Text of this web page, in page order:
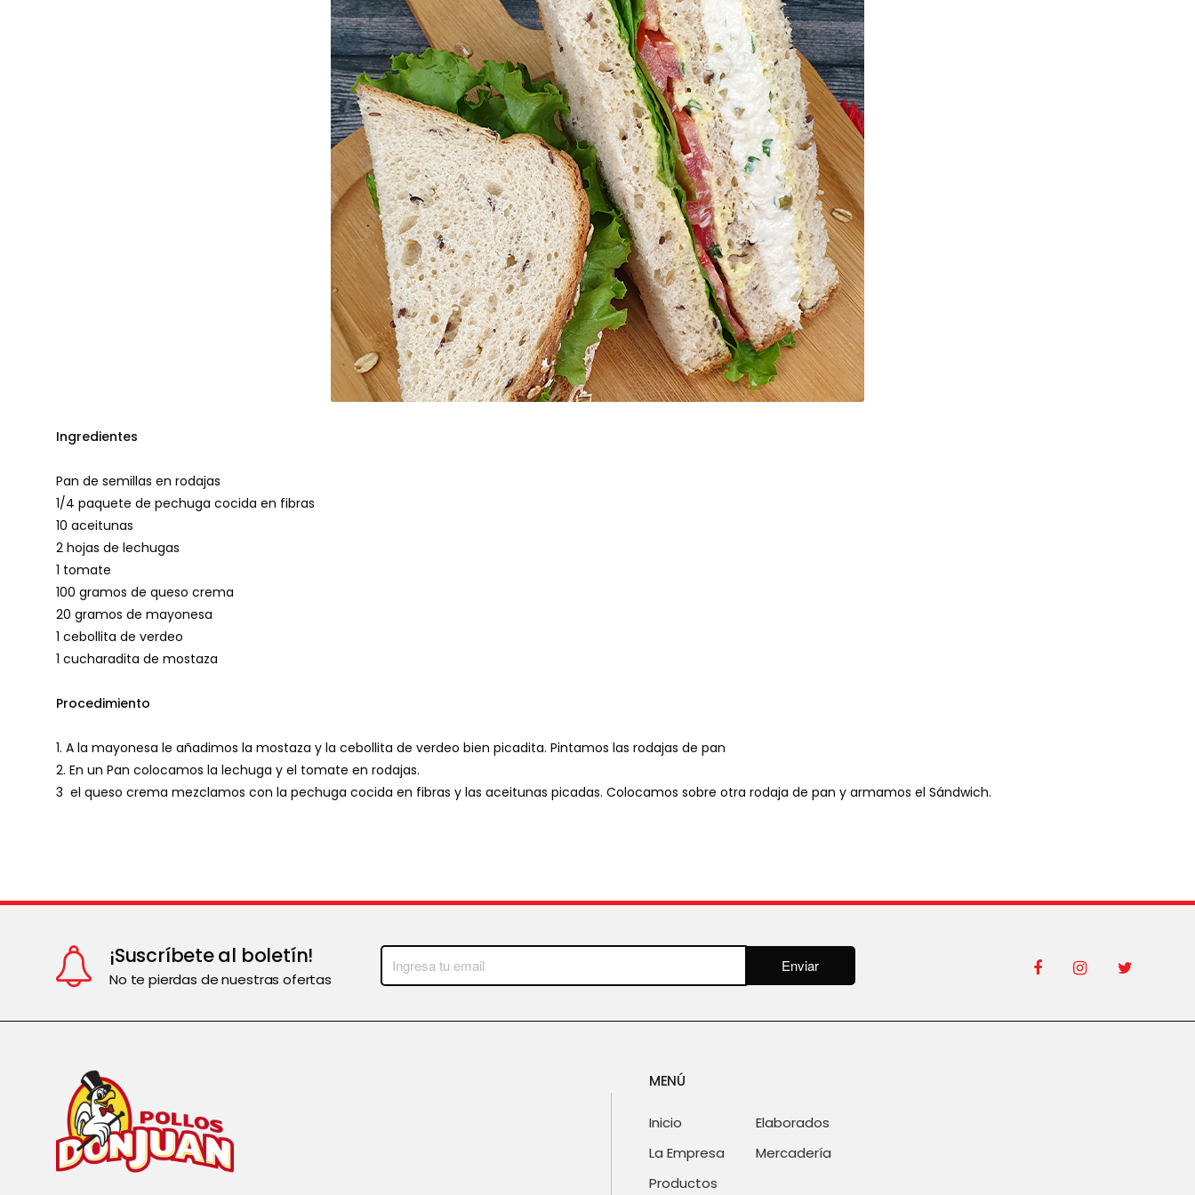
Ingredientes
Pan de semillas en rodajas
1/4 paquete de pechuga cocida en fibras
10 aceitunas
2 hojas de lechugas
1 tomate
100 gramos de queso crema
20 gramos de mayonesa
1 cebollita de verdeo
1 cucharadita de mostaza
Procedimiento
1. A la mayonesa le añadimos la mostaza y la cebollita de verdeo bien picadita. Pintamos las rodajas de pan
2. En un Pan colocamos la lechuga y el tomate en rodajas.
3 el queso crema mezclamos con la pechuga cocida en fibras y las aceitunas picadas. Colocamos sobre otra rodaja de pan y armamos el Sándwich.
¡Suscríbete al boletín!
No te pierdas de nuestras ofertas
Enviar
MENÚ
Inicio
La Empresa
Productos
Elaborados
Mercadería